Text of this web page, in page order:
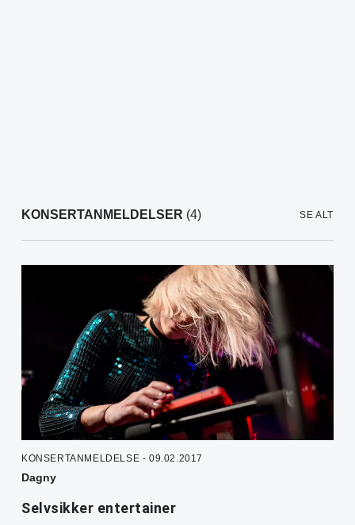
KONSERTANMELDELSER (4) SE ALT
KONSERTANMELDELSE - 09.02.2017
Dagny
Selvsikker entertainer